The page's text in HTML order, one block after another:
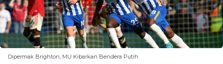
Dipermak Brighton, MU Kibarkan Bendera Putih